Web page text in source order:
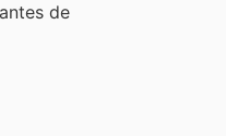
antes de